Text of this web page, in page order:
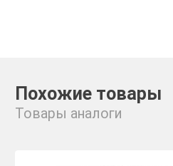
Похожие товары
Товары аналоги